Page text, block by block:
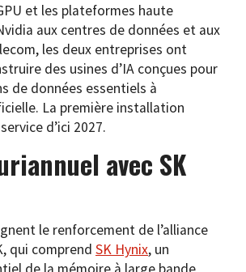
et les plateformes haute
aux centres de données et aux
les deux entreprises ont
des usines d’IA conçues pour
de données essentiels à
La première installation
d’ici 2027.
avec SK
le renforcement de l’alliance
qui comprend SK Hynix, un